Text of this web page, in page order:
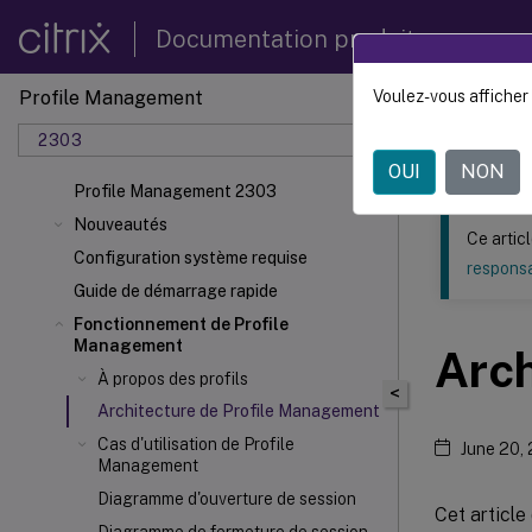
Documentation produit
Profile Management
2303
Profile Management 2303
Nouveautés
Configuration système requise
Guide de démarrage rapide
Fonctionnement de Profile
Management
À propos des profils
Architecture de Profile Management
Cas d'utilisation de Profile
Management
Diagramme d'ouverture de session
Ce contenu a
Profile
<
Ce
June 20,
Cet article
Voulez-vous
OUI NON